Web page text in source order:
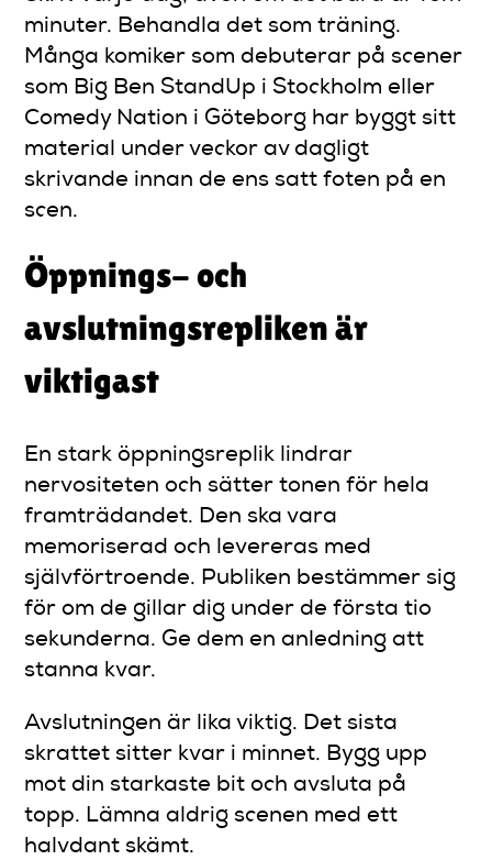
minuter. Behandla det som träning.
Många komiker som debuterar på scener
som Big Ben StandUp i Stockholm eller
Comedy Nation i Göteborg har byggt sitt
material under veckor av dagligt
skrivande innan de ens satt foten på en
scen.
Öppnings- och
avslutningsrepliken är
viktigast
En stark öppningsreplik lindrar
nervositeten och sätter tonen för hela
framträdandet. Den ska vara
memoriserad och levereras med
självförtroende. Publiken bestämmer sig
för om de gillar dig under de första tio
sekunderna. Ge dem en anledning att
stanna kvar.
Avslutningen är lika viktig. Det sista
skrattet sitter kvar i minnet. Bygg upp
mot din starkaste bit och avsluta på
topp. Lämna aldrig scenen med ett
halvdant skämt.